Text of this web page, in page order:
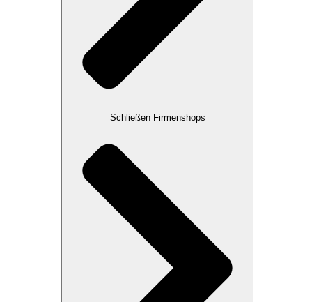
Schließen Firmenshops